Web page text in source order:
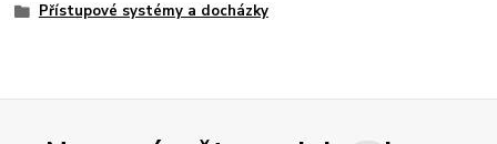
Přístupové systémy a docházky